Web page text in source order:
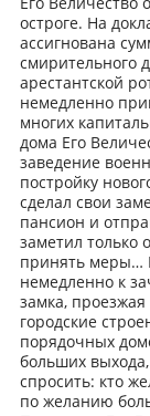
остроге. На
ассигнована
смирительного
арестантской
немедленно
многих
дома Его
заведение
постройку
сделал свои
пансион и
заметил только
принять меры…
немедленно к
замка, проезжая
городские
порядочных
больших
спросить: кто
по желанию